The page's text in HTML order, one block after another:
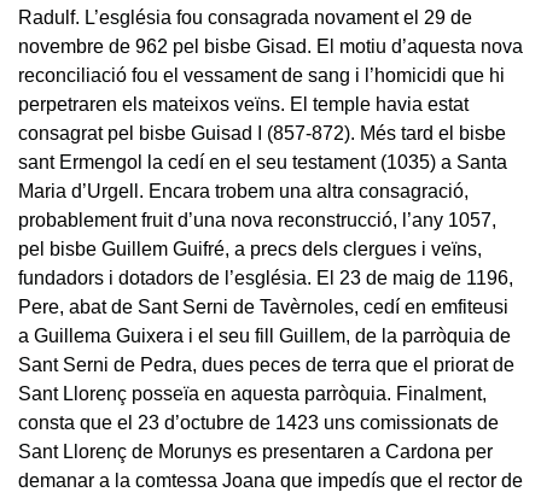
Radulf. L’església fou consagrada novament el 29 de
novembre de 962 pel bisbe Gisad. El motiu d’aquesta nova
reconciliació fou el vessament de sang i l’homicidi que hi
perpetraren els mateixos veïns. El temple havia estat
consagrat pel bisbe Guisad I (857-872). Més tard el bisbe
sant Ermengol la cedí en el seu testament (1035) a Santa
Maria d’Urgell. Encara trobem una altra consagració,
probablement fruit d’una nova reconstrucció, l’any 1057,
pel bisbe Guillem Guifré, a precs dels clergues i veïns,
fundadors i dotadors de l’església. El 23 de maig de 1196,
Pere, abat de Sant Serni de Tavèrnoles, cedí en emfiteusi
a Guillema Guixera i el seu fill Guillem, de la parròquia de
Sant Serni de Pedra, dues peces de terra que el priorat de
Sant Llorenç posseïa en aquesta parròquia. Finalment,
consta que el 23 d’octubre de 1423 uns comissionats de
Sant Llorenç de Morunys es presentaren a Cardona per
demanar a la comtessa Joana que impedís que el rector de